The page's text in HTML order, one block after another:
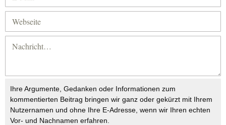
Ihre Argumente, Gedanken oder Informationen zum
kommentierten Beitrag bringen wir ganz oder gekürzt mit Ihrem
Nutzernamen und ohne Ihre E-Adresse, wenn wir Ihren echten
Vor- und Nachnamen erfahren.